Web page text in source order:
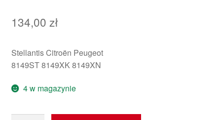
134,00 zł
Stellantis Citroën Peugeot
8149ST 8149XK 8149XN
4 w magazynie